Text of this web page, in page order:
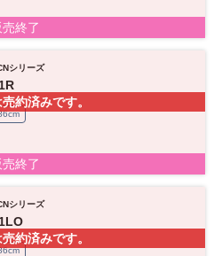
売終了
約済みです。
売終了
シリーズ
約済みです。
シリーズ